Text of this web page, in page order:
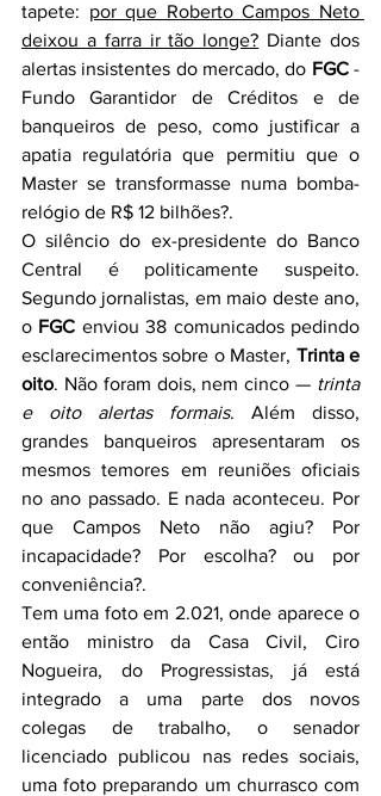
tapete: por que Roberto Campos Neto
deixou a farra ir tão longe? Diante dos
alertas insistentes do mercado, do FGC -
Fundo Garantidor de Créditos e de
banqueiros de peso, como justificar a
apatia regulatória que permitiu que o
Master se transformasse numa bomba-
relógio de R$ 12 bilhões?.
O silêncio do ex-presidente do Banco
Central é politicamente suspeito.
Segundo jornalistas, em maio deste ano,
o FGC enviou 38 comunicados pedindo
esclarecimentos sobre o Master, Trinta e
oito. Não foram dois, nem cinco — trinta
e oito alertas formais. Além disso,
grandes banqueiros apresentaram os
mesmos temores em reuniões oficiais
no ano passado. E nada aconteceu. Por
que Campos Neto não agiu? Por
incapacidade? Por escolha? ou por
conveniência?.
Tem uma foto em 2.021, onde aparece o
então ministro da Casa Civil, Ciro
Nogueira, do Progressistas, já está
integrado a uma parte dos novos
colegas de trabalho, o senador
licenciado publicou nas redes sociais,
uma foto preparando um churrasco com